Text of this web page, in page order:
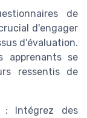
de
d'engager
d'évaluation.
apprenants se
ressentis de
: Intégrez des